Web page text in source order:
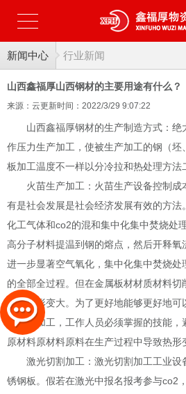
新闻中心 行业新闻
山西鑫福厚山西钢材的主要用途有什么？
来源：云更新时间：2022/3/29 9:07:22
山西鑫福厚钢材的生产制造方式：
作压力生产加工，使被生产加工的钢（坯
板加工温度不一样以分冷拉和热处理方法
火苗生产加工：火苗生产设备控制成
有是社会发展是社会经济发展有效的方法
化工气体和co2的混和集中化集中焚烧处
高分子材料提温到钢的熔点，然后开释
进一步显著空气氧化，集中化集中焚烧
的全部全过程。但在金属板材材质材料
大，热形变大。为了更好地能够更好地可
地生产加工，工作人员必须掌握的技能
原材料原材料原料在生产过程中导致热形
激光切割加工：激光切割加工工业设
锈钢板。假若在激光中报名报考参与co2